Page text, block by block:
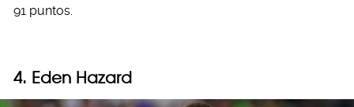
91 puntos.
4. Eden Hazard